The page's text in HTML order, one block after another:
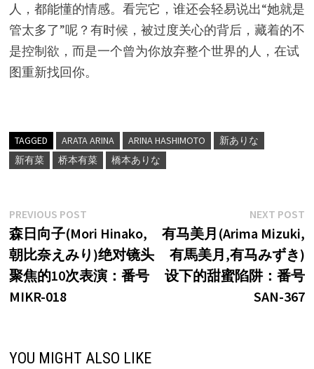
人，都能懂的情感。看完它，谁还会轻易说出“她就是
管太多了”呢？有时候，被过度关心的背后，藏着的不
是控制欲，而是一个曾为你放弃整个世界的人，在试
图重新找回你。
TAGGED ARATA ARINA ARINA HASHIMOTO
新ありな
新有菜
桥本有菜 橋本ありな
文
章
导
航
PREVIOUS POSTPrevious
post:
森日向子(Mori Hinako,
朝比奈えみり)绝对镜头
聚焦的10次表演：番号
MIKR-018
NEXT POST
有马美月(Arima Mizuki,
有馬美月,有马みずき)
设下的甜蜜陷阱：番号
SAN-367
YOU MIGHT ALSO LIKE